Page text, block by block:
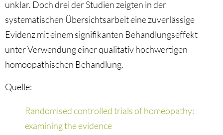
unklar. Doch drei der Studien zeigten in der
systematischen Übersichtsarbeit eine zuverlässige
Evidenz mit einem signifikanten Behandlungseffekt
unter Verwendung einer qualitativ hochwertigen
homöopathischen Behandlung.
Quelle:
Randomised controlled trials of homeopathy:
examining the evidence